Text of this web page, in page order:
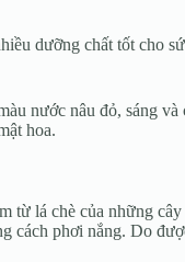
dưỡng chất tốt cho
nước nâu đỏ, sáng
hoa.
từ lá chè của những
cách phơi nắng. Do